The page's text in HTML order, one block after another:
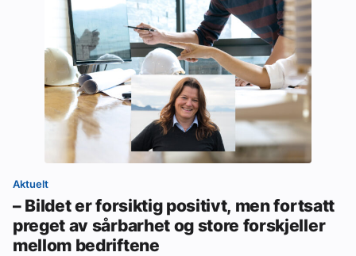
Aktuelt
– Bildet er forsiktig positivt, men fortsatt
preget av sårbarhet og store forskjeller
mellom bedriftene